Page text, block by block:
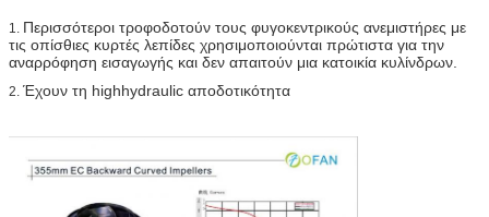
1. Περισσότεροι τροφοδοτούν τους φυγοκεντρικούς ανεμιστήρες με
τις οπίσθιες κυρτές λεπίδες χρησιμοποιούνται πρώτιστα για την
αναρρόφηση εισαγωγής και δεν απαιτούν μια κατοικία κυλίνδρων.
2. Έχουν τη highhydraulic αποδοτικότητα